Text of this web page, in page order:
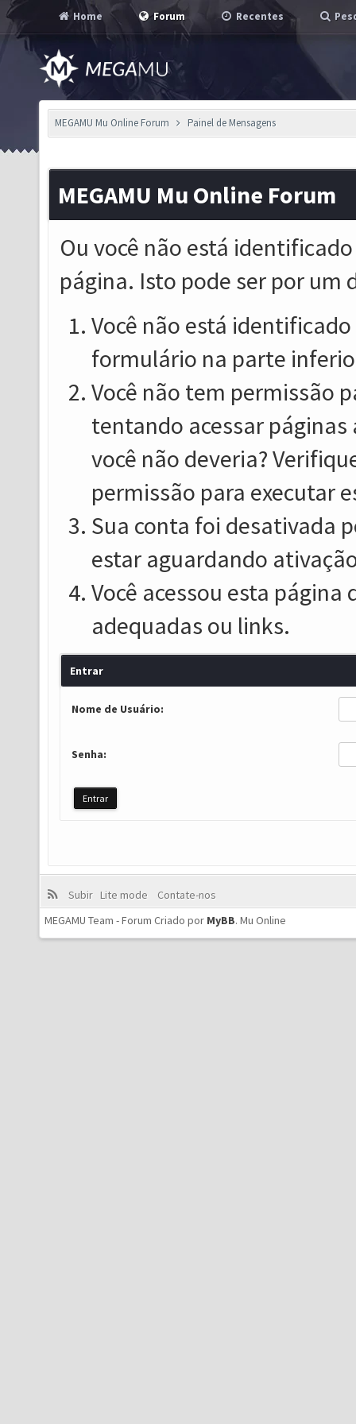
Home Forum Recentes
MEGAMU Mu Online Forum Painel de Mensagens
MEGAMU Mu Online Forum
Ou você não está
página. Isto pode ser por um
Você não está
formulário na parte
Você não tem permissão
tentando acessar
você não deveria?
permissão para executar
Sua conta foi desativada
estar aguardando
Você acessou esta
adequadas ou links.
Entrar
Nome de Usuário:
Senha:
Subir Lite mode
Contate-nos
MEGAMU Team - Forum Criado por MyBB. Mu Online